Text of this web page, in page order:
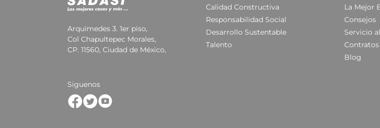
Arquímedes 3. 1er piso,
Col Chapultepec Morales,
CP. 11560, Ciudad de México,
Siguenos
Calidad Constructiva
Responsabilidad Social
Desarrollo Sustentable
Talento
La Mejor
Consejos
Servicio
Blog